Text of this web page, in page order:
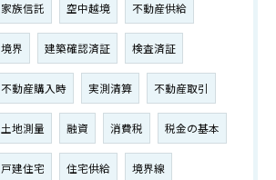
家族信託 空中越境 不動産供給
境界 建築確認済証 検査済証
不動産購入時 実測清算 不動産取引
土地測量 融資 消費税 税金の基本
戸建住宅 住宅供給 境界線